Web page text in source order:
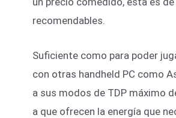
recomendables.
Suficiente como para poder
con otras handheld PC como
a sus modos de TDP máximo
a que ofrecen la energía que